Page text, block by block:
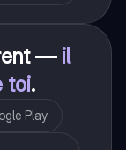
— il
toi.
Play